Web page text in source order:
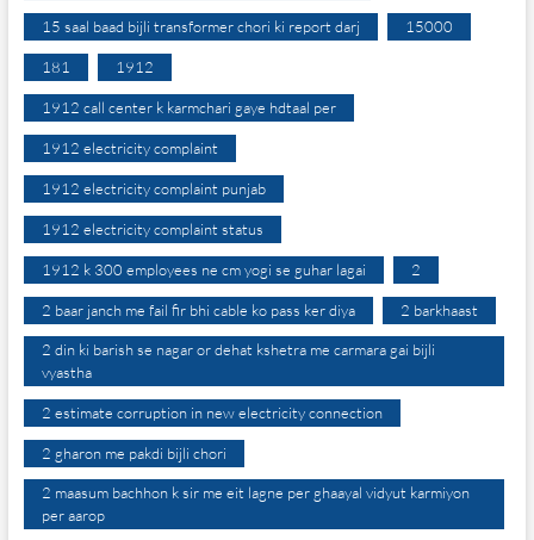
15 saal baad bijli transformer chori ki report darj 15000
181 1912
1912 call center k karmchari gaye hdtaal per
1912 electricity complaint
1912 electricity complaint punjab
1912 electricity complaint status
1912 k 300 employees ne cm yogi se guhar lagai 2
2 baar janch me fail fir bhi cable ko pass ker diya 2 barkhaast
2 din ki barish se nagar or dehat kshetra me carmara gai bijli
vyastha
2 estimate corruption in new electricity connection
2 gharon me pakdi bijli chori
2 maasum bachhon k sir me eit lagne per ghaayal vidyut karmiyon
per aarop